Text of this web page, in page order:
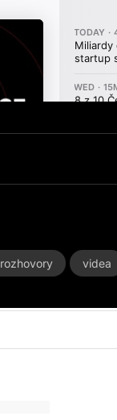
rozhovory videa